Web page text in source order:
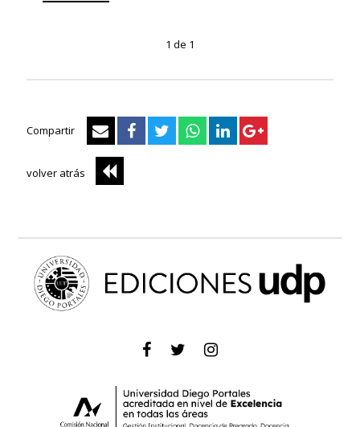
1 de 1
Compartir
volver atrás